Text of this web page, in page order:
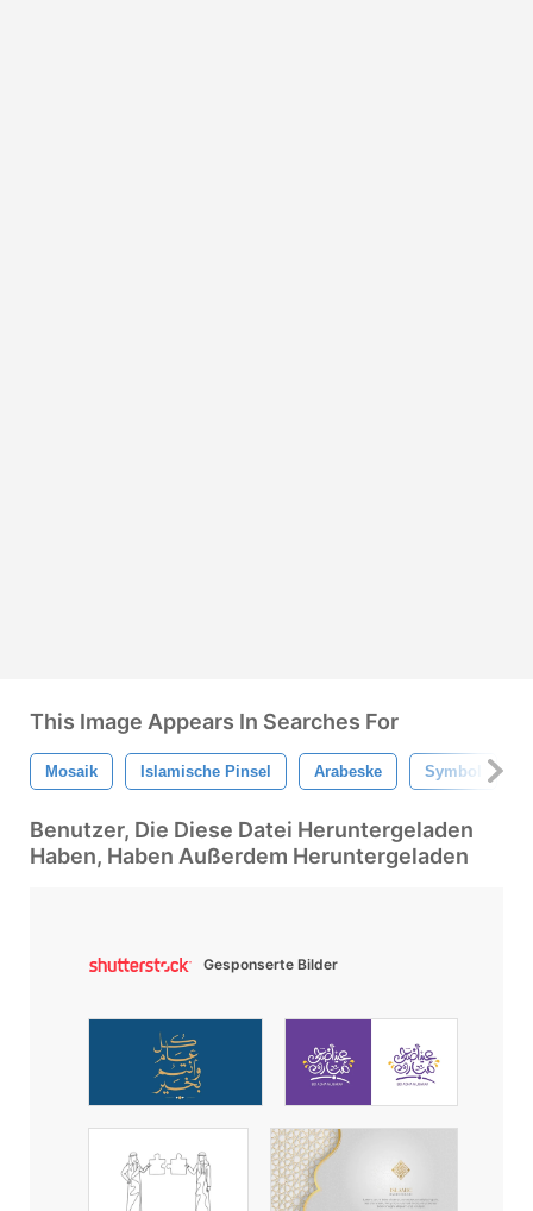
This Image Appears In Searches For
Mosaik Islamische Pinsel Arabeske Symbol
Benutzer, Die Diese Datei Heruntergeladen
Haben, Haben Außerdem Heruntergeladen
Gesponserte Bilder